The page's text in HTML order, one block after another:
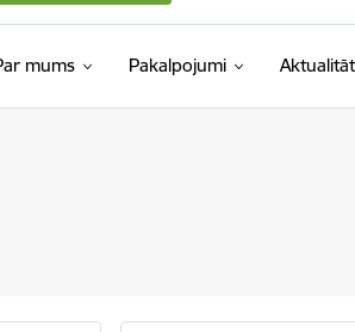
mums Pakalpojumi